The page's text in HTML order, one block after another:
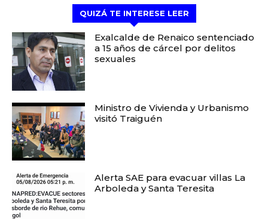
QUIZÁ TE INTERESE LEER
Exalcalde de Renaico sentenciado
a 15 años de cárcel por delitos
sexuales
Ministro de Vivienda y Urbanismo
visitó Traiguén
Alerta SAE para evacuar villas La
Arboleda y Santa Teresita